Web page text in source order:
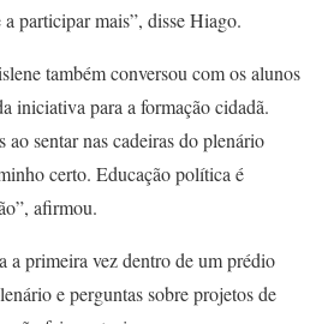
a participar mais”, disse Hiago.
também conversou com os alunos
iniciativa para a formação cidadã.
ao sentar nas cadeiras do plenário
certo. Educação política é
afirmou.
a primeira vez dentro de um prédio
e perguntas sobre projetos de